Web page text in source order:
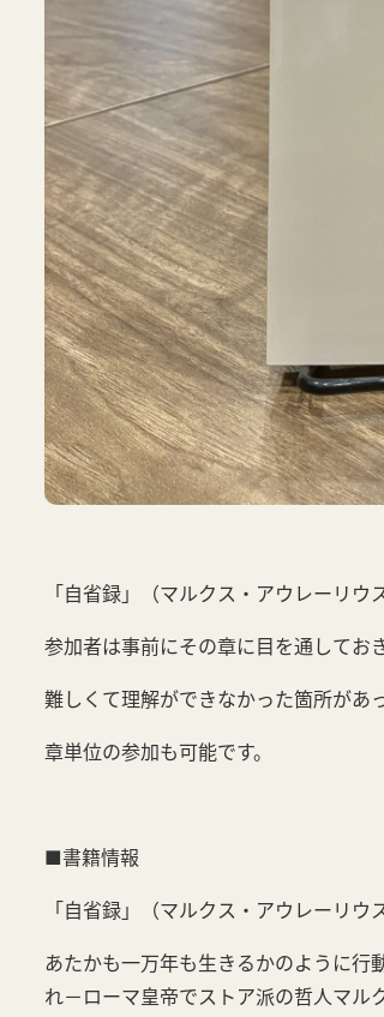
「自省録」（マルクス・アウレーリウ
参加者は事前にその章に目を通してお
難しくて理解ができなかった箇所があ
章単位の参加も可能です。
■書籍情報
「自省録」（マルクス・アウレーリ
あたかも一万年も生きるかのように行
れ－ローマ皇帝でストア派の哲人マル